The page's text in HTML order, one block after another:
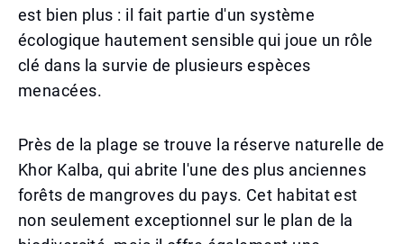
est bien plus : il fait partie d'un système
écologique hautement sensible qui joue un rôle
clé dans la survie de plusieurs espèces
menacées.
Près de la plage se trouve la réserve naturelle de
Khor Kalba, qui abrite l'une des plus anciennes
forêts de mangroves du pays. Cet habitat est
non seulement exceptionnel sur le plan de la